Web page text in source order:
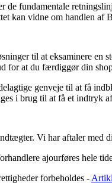
de fundamentale
kan vidne om handlen
til at eksaminere en
for at du færdiggør din
genveje til at få
i brug til at få et indtryk
Vi har aftaler med
ajourføres hele
forbeholdes -